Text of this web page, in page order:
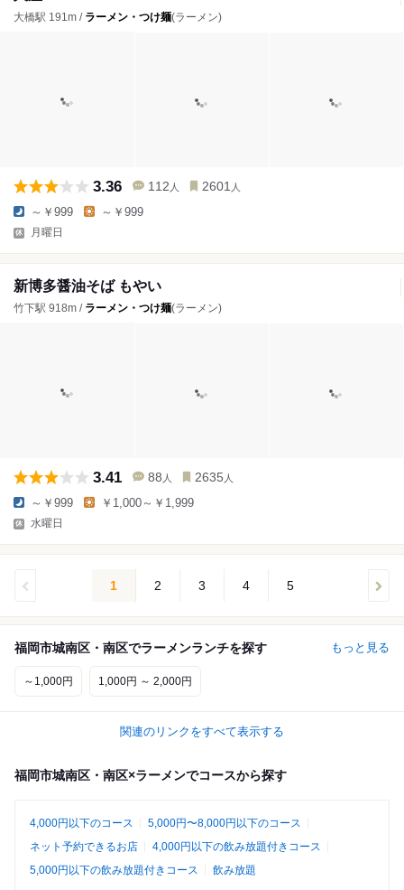
大橋駅 191m / ラーメン・つけ麺(ラーメン)
3.36 112 人 2601 人
～￥999 ～￥999
月曜日
新博多醤油そば もやい
竹下駅 918m / ラーメン・つけ麺(ラーメン)
3.41 88 人 2635 人
～￥999 ￥1,000～￥1,999
水曜日
1 2 3 4 5
福岡市城南区・南区でラーメンランチを探す もっと見る
～1,000円 1,000円 ～ 2,000円
関連のリンクをすべて表示する
福岡市城南区・南区×ラーメンでコースから探す
4,000円以下のコース
5,000円〜8,000円以下のコース
ネット予約できるお店
4,000円以下の飲み放題付きコース
5,000円以下の飲み放題付きコース
飲み放題